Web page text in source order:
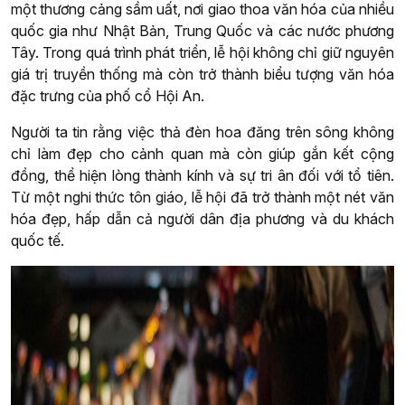
một thương cảng sầm uất, nơi giao thoa văn hóa của nhiều
quốc gia như Nhật Bản, Trung Quốc và các nước phương
Tây. Trong quá trình phát triển, lễ hội không chỉ giữ nguyên
giá trị truyền thống mà còn trở thành biểu tượng văn hóa
đặc trưng của phố cổ Hội An.
Người ta tin rằng việc thả đèn hoa đăng trên sông không
chỉ làm đẹp cho cảnh quan mà còn giúp gắn kết cộng
đồng, thể hiện lòng thành kính và sự tri ân đối với tổ tiên.
Từ một nghi thức tôn giáo, lễ hội đã trở thành một nét văn
hóa đẹp, hấp dẫn cả người dân địa phương và du khách
quốc tế.